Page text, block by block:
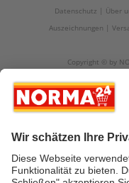
Datenschutz
Über
Auszeichnungen
Copyright © by